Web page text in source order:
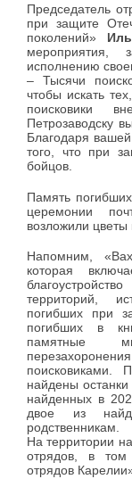
Председатель
при защите
поколений»
мероприятия,
исполнению
– Тысячи
чтобы искать
поисковики
Петрозаводску
Благодаря
того, что при
бойцов.
Память
церемонии
возложили цветы
Напомним,
которая
территорий,
погибших при
погибших в
памятные
поисковиками.
найдены
найденных в
двое из
родственникам.
На территории
отрядов, в том
отрядов